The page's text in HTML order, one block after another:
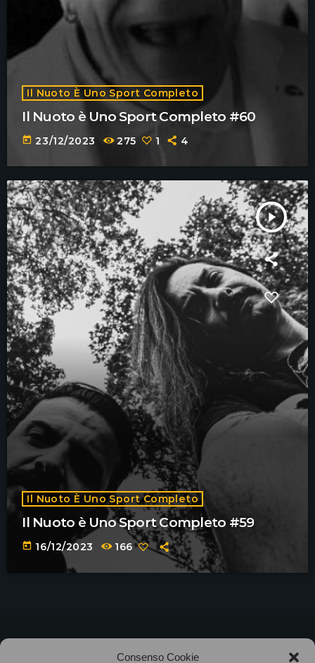
Consenso Cookie
Il Nuoto È Uno Sport Completo
Il Nuoto è Uno Sport Completo #60
today 23/12/2023 275 1 4
play_arrow
Il Nuoto È Uno Sport Completo
Il Nuoto è Uno Sport Completo #59
today 16/12/2023 166
Associazione Bandito • CF 97882400019 •